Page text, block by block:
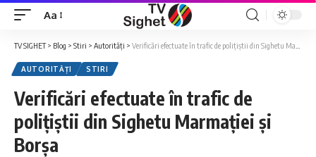
Font
Resizer
Aa
TV SIGHET> Blog > Stiri > Autorități > Verificări efectuate în trafic de polițiștii din Sighetu Marmației și Borșa
AUTORITĂȚI STIRI
Verificări efectuate în trafic de
polițiștii din Sighetu Marmației și
Borșa